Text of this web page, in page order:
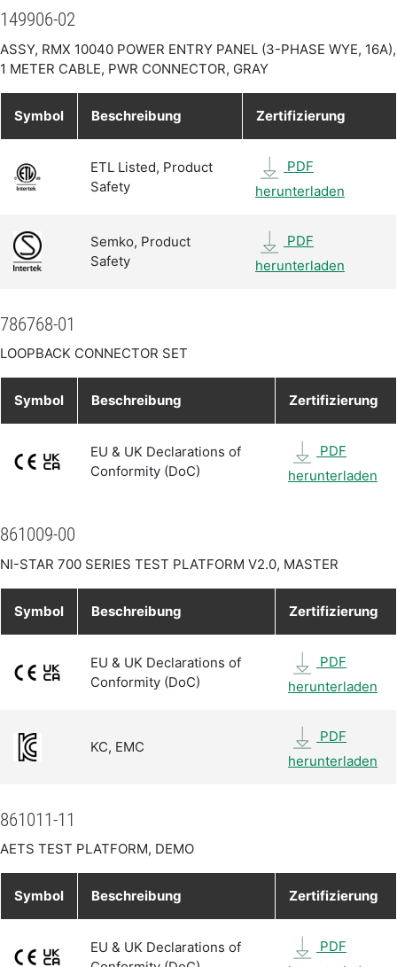
149906-02
ASSY, RMX 10040 POWER ENTRY PANEL (3-PHASE WYE, 16A),
1 METER CABLE, PWR CONNECTOR, GRAY
Symbol Beschreibung Zertifizierung
ETL Listed, Product
Safety
PDF
herunterladen
Semko, Product
Safety
PDF
herunterladen
786768-01
LOOPBACK CONNECTOR SET
Symbol Beschreibung Zertifizierung
EU & UK Declarations of
Conformity (DoC)
PDF
herunterladen
861009-00
NI-STAR 700 SERIES TEST PLATFORM V2.0, MASTER
Symbol Beschreibung Zertifizierung
EU & UK Declarations of
Conformity (DoC)
PDF
herunterladen
KC, EMC
PDF
herunterladen
861011-11
AETS TEST PLATFORM, DEMO
Symbol Beschreibung Zertifizierung
EU & UK Declarations of
PDF